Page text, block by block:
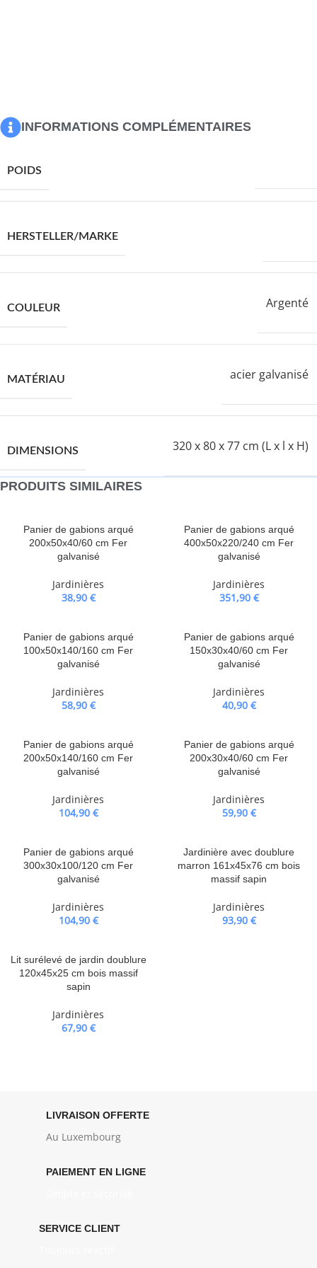
INFORMATIONS COMPLÉMENTAIRES
POIDS
HERSTELLER/MARKE
COULEUR Argenté
MATÉRIAU acier galvanisé
DIMENSIONS 320 x 80 x 77 cm (L x l x H)
PRODUITS SIMILAIRES
Panier de gabions arqué
200x50x40/60 cm Fer
galvanisé
Jardinières
38,90 €
Panier de gabions arqué
400x50x220/240 cm Fer
galvanisé
Jardinières
351,90 €
Panier de gabions arqué
100x50x140/160 cm Fer
galvanisé
Jardinières
58,90 €
Panier de gabions arqué
150x30x40/60 cm Fer
galvanisé
Jardinières
40,90 €
Panier de gabions arqué
200x50x140/160 cm Fer
galvanisé
Jardinières
104,90 €
Panier de gabions arqué
200x30x40/60 cm Fer
galvanisé
Jardinières
59,90 €
Panier de gabions arqué
300x30x100/120 cm Fer
galvanisé
Jardinières
104,90 €
Jardinière avec doublure
marron 161x45x76 cm bois
massif sapin
Jardinières
93,90 €
Lit surélevé de jardin doublure
120x45x25 cm bois massif
sapin
Jardinières
67,90 €
LIVRAISON OFFERTE
Au Luxembourg
PAIEMENT EN LIGNE
SERVICE CLIENT